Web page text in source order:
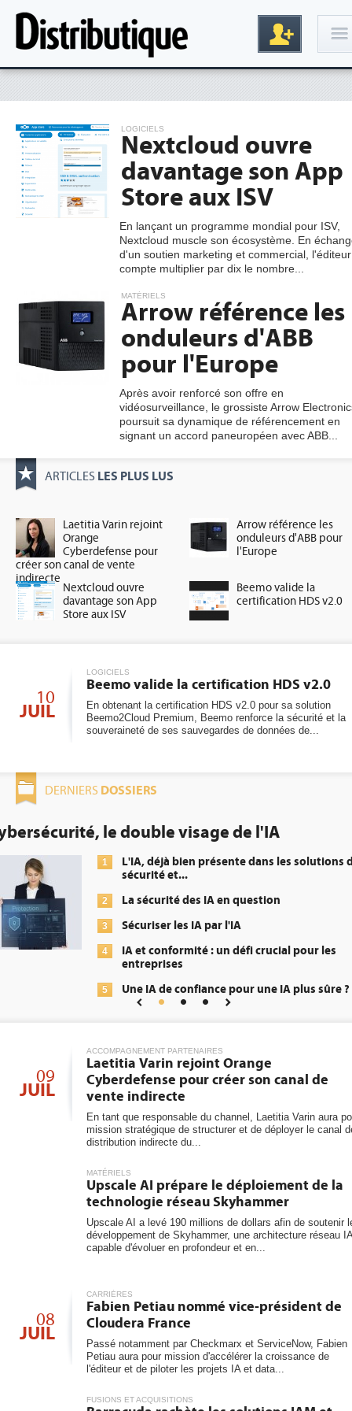
Inscription
gratuite
LOGICIELS
Nextcloud ouvre
davantage son App
Store aux ISV
En lançant un programme mondial pour ISV,
Nextcloud muscle son écosystème. En
d'un soutien marketing et commercial, l'éditeur
compte multiplier par dix le nombre...
MATÉRIELS
Arrow référence les
onduleurs d'ABB
pour l'Europe
Après avoir renforcé son offre en
vidéosurveillance, le grossiste Arrow
poursuit sa dynamique de référencement en
signant un accord paneuropéen avec ABB...
ARTICLES LES PLUS LUS
Laetitia Varin rejoint
Orange
Cyberdefense pour
créer son canal de vente
indirecte
Arrow référence les
onduleurs d'ABB pour
l'Europe
Nextcloud ouvre
davantage son App
Store aux ISV
Beemo valide la
certification HDS v2.0
10
JUIL
LOGICIELS
Beemo valide la certification HDS v2.0
En obtenant la certification HDS v2.0 pour sa solution
Beemo2Cloud Premium, Beemo renforce la sécurité et la
souveraineté de ses sauvegardes de données de...
DERNIERS DOSSIERS
l'IA
dans les solutions de
question
crucial pour les
une IA plus sûre ?
DEE: l'efficacité
obligation pour les
3
Un
4 Phocea DC
les...
09
JUIL
ACCOMPAGNEMENT PARTENAIRES
Laetitia Varin rejoint Orange
Cyberdefense pour créer son canal de
vente indirecte
En tant que responsable du channel, Laetitia Varin aura
mission stratégique de structurer et de déployer le canal
distribution indirecte du...
MATÉRIELS
Upscale AI prépare le déploiement de la
technologie réseau Skyhammer
Upscale AI a levé 190 millions de dollars afin de soutenir
développement de Skyhammer, une architecture réseau IA
capable d'évoluer en profondeur et en...
08
JUIL
CARRIÈRES
Fabien Petiau nommé vice-président de
Cloudera France
Passé notamment par Checkmarx et ServiceNow, Fabien
Petiau aura pour mission d'accélérer la croissance de
l'éditeur et de piloter les projets IA et data...
FUSIONS ET ACQUISITIONS